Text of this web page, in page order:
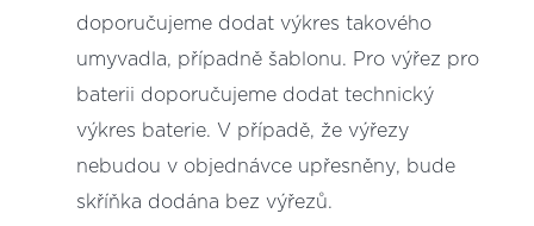
doporučujeme dodat výkres takového
umyvadla, případně šablonu. Pro výřez pro
baterii doporučujeme dodat technický
výkres baterie. V případě, že výřezy
nebudou v objednávce upřesněny, bude
skříňka dodána bez výřezů.